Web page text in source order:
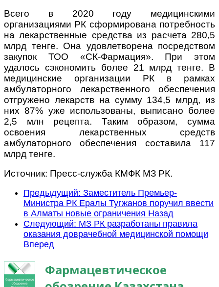
Всего в 2020 году медицинскими
организациями РК сформирована потребность
на лекарственные средства из расчета 280,5
млрд тенге. Она удовлетворена посредством
закупок ТОО «СК-Фармация». При этом
удалось сэкономить более 21 млрд тенге. В
медицинские организации РК в рамках
амбулаторного лекарственного обеспечения
отгружено лекарств на сумму 134,5 млрд, из
них 87% уже использованы, выписано более
2,5 млн рецепта. Таким образом, сумма
освоения лекарственных средств
амбулаторного обеспечения составила 117
млрд тенге.
Источник: Пресс-служба КМФК МЗ РК.
Предыдущий: Заместитель Премьер-
Министра РК Ералы Тугжанов поручил ввести
в Алматы новые ограничения Назад
Следующий: МЗ РК разработаны правила
оказания доврачебной медицинской помощи
Вперед
Фармацевтическое